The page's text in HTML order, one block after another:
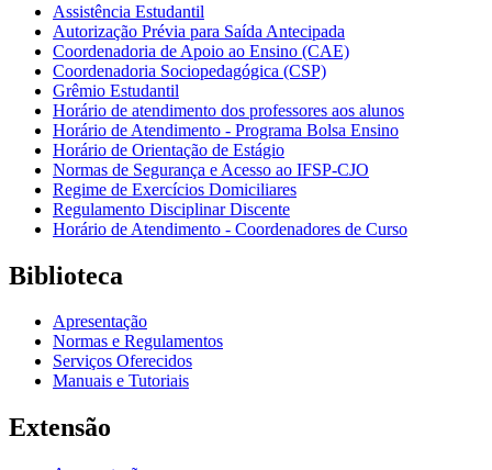
Assistência Estudantil
Autorização Prévia para Saída Antecipada
Coordenadoria de Apoio ao Ensino (CAE)
Coordenadoria Sociopedagógica (CSP)
Grêmio Estudantil
Horário de atendimento dos professores aos alunos
Horário de Atendimento - Programa Bolsa Ensino
Horário de Orientação de Estágio
Normas de Segurança e Acesso ao IFSP-CJO
Regime de Exercícios Domiciliares
Regulamento Disciplinar Discente
Horário de Atendimento - Coordenadores de Curso
Biblioteca
Apresentação
Normas e Regulamentos
Serviços Oferecidos
Manuais e Tutoriais
Extensão